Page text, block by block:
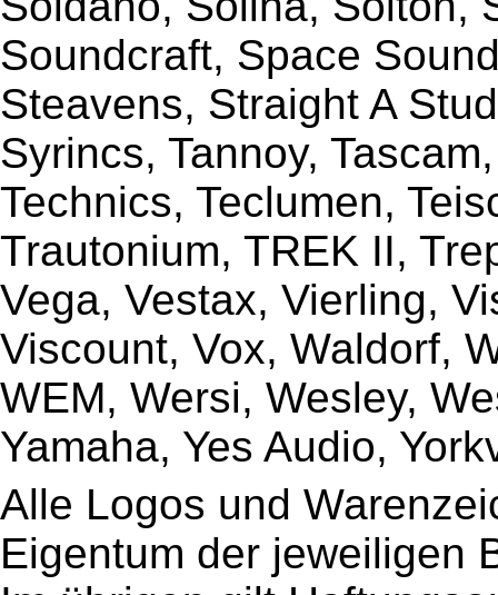
Soundcraft, Space
Steavens, Straight A
Syrincs, Tannoy,
Technics, Teclumen,
Trautonium, TREK II,
Vega, Vestax, Vierling,
Viscount, Vox, Waldorf,
WEM, Wersi, Wesley,
Yamaha, Yes Audio,
Alle Logos und
Eigentum der jeweiligen